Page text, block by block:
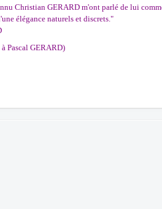
Christian GERARD m'ont parlé de lui
élégance naturels et discrets."
Pascal GERARD)